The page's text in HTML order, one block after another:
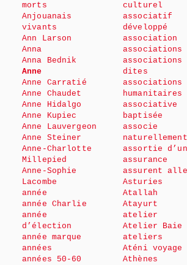
morts
Anjouanais
vivants
Ann Larson
Anna
Anna Bednik
Anne
Anne Carratié
Anne Chaudet
Anne Hidalgo
Anne Kupiec
Anne Lauvergeon
Anne Steiner
Anne-Charlotte
Millepied
Anne-Sophie
Lacombe
année
année Charlie
année
d’élection
année marque
années
années 50-60
culturel
associatif
développé
association
associations
associations
dites
associations
humanitaires
associative
baptisée
associe
naturellement
assortie
assurance
assurent
Asturies
Atallah
Atayurt
atelier
Atelier Baie
ateliers
Aténi voyage
Athènes